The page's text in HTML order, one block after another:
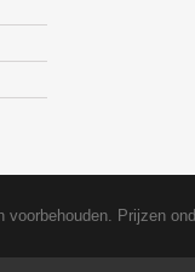
voorbehouden. Prijzen